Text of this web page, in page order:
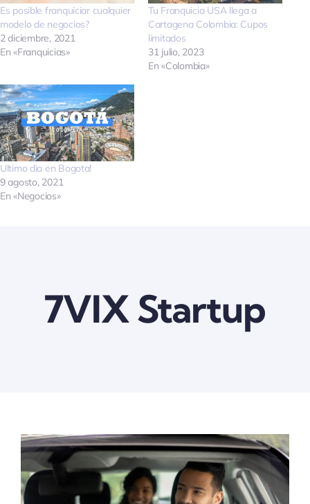
Quienes somos
Es posible franquiciar cualquier
modelo de negocios?
2 diciembre, 2021
En «Franquicias»
Tu Franquicia USA llega a
Cartagena Colombia: Cupos
limitados
31 julio, 2023
En «Colombia»
Ultimo dia en Bogota!
9 agosto, 2021
En «Negocios»
7VIX Startup
View
Larger
Image